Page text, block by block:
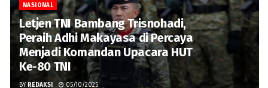
NASIONAL
Letjen TNI Bambang Trisnohadi,
Peraih Adhi Makayasa di Percaya
Menjadi Komandan Upacara HUT
Ke-80 TNI
BY REDAKSI 05/10/2025